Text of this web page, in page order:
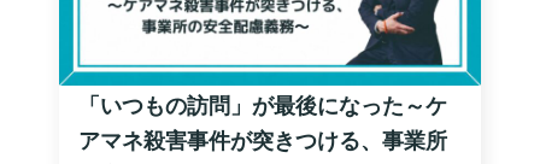
「いつもの訪問」が最後になった～ケ
アマネ殺害事件が突きつける、事業所